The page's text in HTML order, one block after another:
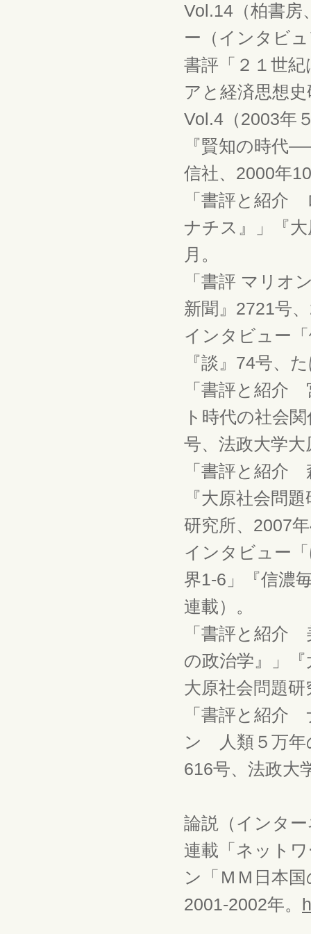
Vol.14（柏書房
ー（インタビ
書評「２１世
アと経済思想
Vol.4（2003年
『賢知の時代
信社、2000年
「書評と紹介
ナチス』」『
月。
「書評 マリオ
新聞』2721号
インタビュー
『談』74号、
「書評と紹介
ト時代の社会
号、法政大学
「書評と紹介
『大原社会問
研究所、2007
インタビュー
界1-6」『信濃
連載）。
「書評と紹介
の政治学』」
大原社会問題
「書評と紹介
ン 人類５万年
616号、法政大
論説（インタ
連載「ネット
ン「ＭＭ日本
2001-2002年。